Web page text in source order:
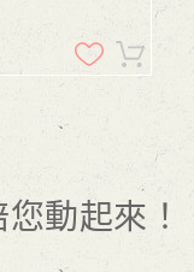
動起來！